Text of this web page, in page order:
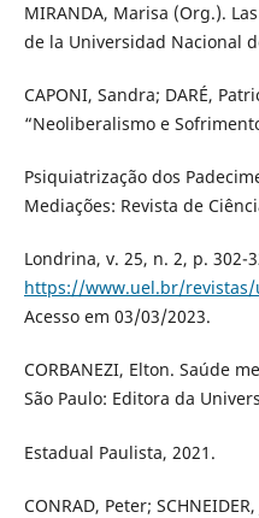
MIRANDA, Marisa (Org.).
de la Universidad Nacional
CAPONI, Sandra; DARÉ,
“Neoliberalismo e
Psiquiatrização dos
Mediações: Revista de
Londrina, v. 25, n. 2, p. 302-
https://www.uel.br/
Acesso em 03/03/2023.
CORBANEZI, Elton. Saúde
São Paulo: Editora da
Estadual Paulista, 2021.
CONRAD, Peter;